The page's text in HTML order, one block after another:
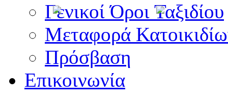
Γενικοί Όροι Ταξιδίου
Μεταφορά
Πρόσβαση
Επικοινωνία